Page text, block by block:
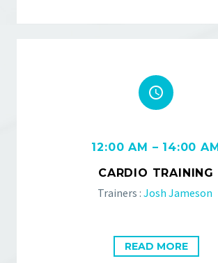


12:00 AM – 14:00 AM
CARDIO TRAINING
Trainers : Josh Jameson
READ MORE